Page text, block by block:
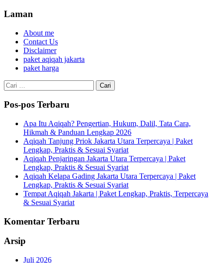
Laman
About me
Contact Us
Disclaimer
paket aqiqah jakarta
paket harga
Cari
untuk:
Pos-pos Terbaru
Apa Itu Aqiqah? Pengertian, Hukum, Dalil, Tata Cara,
Hikmah & Panduan Lengkap 2026
Aqiqah Tanjung Priok Jakarta Utara Terpercaya | Paket
Lengkap, Praktis & Sesuai Syariat
Aqiqah Penjaringan Jakarta Utara Terpercaya | Paket
Lengkap, Praktis & Sesuai Syariat
Aqiqah Kelapa Gading Jakarta Utara Terpercaya | Paket
Lengkap, Praktis & Sesuai Syariat
Tempat Aqiqah Jakarta | Paket Lengkap, Praktis, Terpercaya
& Sesuai Syariat
Komentar Terbaru
Arsip
Juli 2026